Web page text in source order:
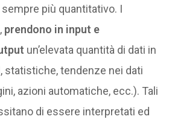
più quantitativo. I
prendono in input e
un’elevata quantità di dati in
statistiche, tendenze nei dati
azioni automatiche, ecc.). Tali
di essere interpretati ed